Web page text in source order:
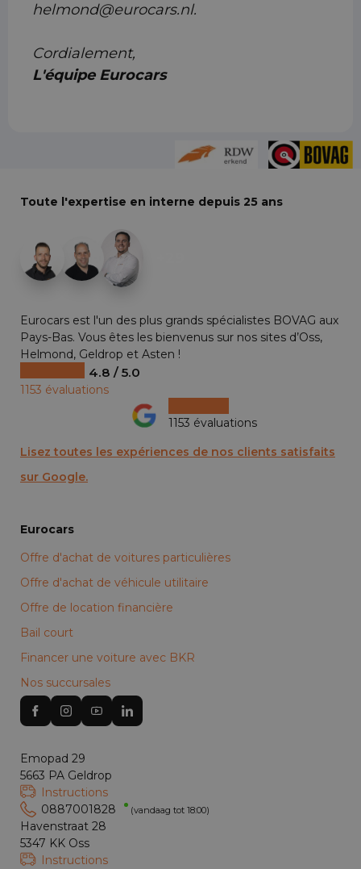
helmond@eurocars.nl.
Cordialement,
L'équipe Eurocars
Toute l'expertise en interne depuis 25 ans
Eurocars est l'un des plus grands spécialistes BOVAG aux
Pays-Bas. Vous êtes les bienvenus sur nos sites d’Oss,
Helmond, Geldrop et Asten !
4.8 / 5.0
1153 évaluations
1153 évaluations
Lisez toutes les expériences de nos clients satisfaits
sur Google.
Eurocars
Offre d'achat de voitures particulières
Offre d'achat de véhicule utilitaire
Offre de location financière
Bail court
Financer une voiture avec BKR
Nos succursales
Emopad 29
5663 PA Geldrop
Instructions
0887001828
(vandaag tot 18:00)
Havenstraat 28
5347 KK Oss
Instructions